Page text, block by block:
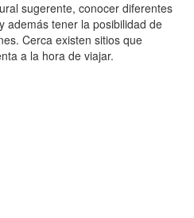
sugerente, conocer diferentes
y además tener la posibilidad de
Cerca existen sitios que
a la hora de viajar.